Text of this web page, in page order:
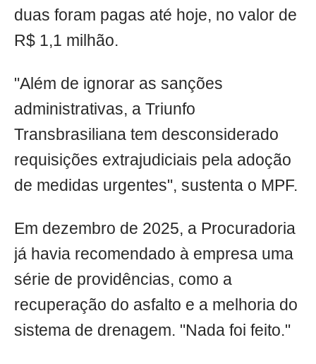
duas foram pagas até hoje, no valor de
R$ 1,1 milhão.
"Além de ignorar as sanções
administrativas, a Triunfo
Transbrasiliana tem desconsiderado
requisições extrajudiciais pela adoção
de medidas urgentes", sustenta o MPF.
Em dezembro de 2025, a Procuradoria
já havia recomendado à empresa uma
série de providências, como a
recuperação do asfalto e a melhoria do
sistema de drenagem. "Nada foi feito."